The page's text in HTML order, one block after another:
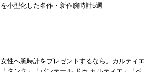
を小型化した名作・新作腕時計5選
女性へ腕時計をプレゼントするなら。カルティエ